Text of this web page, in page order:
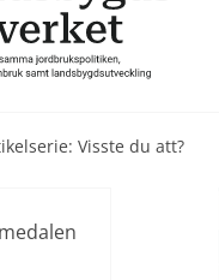
Visste du att?